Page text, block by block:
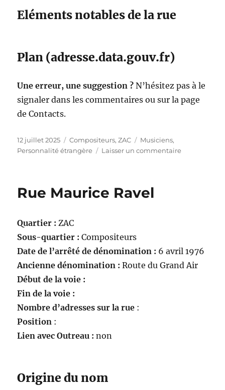
Eléments notables de la rue
Plan (adresse.data.gouv.fr)
Une erreur, une suggestion ? N’hésitez pas à le
signaler dans les commentaires ou sur la page
de Contacts.
Publié
le
12 juillet 2025 Catégories
Compositeurs,ZAC Étiquettes
Musiciens,
Personnalité étrangère
Laisser un commentairesur
Rue Maurice Ravel
Quartier : ZAC
Sous-quartier : Compositeurs
Date de l’arrêté de dénomination : 6 avril 1976
Ancienne dénomination :Route du Grand Air
Début de la voie :
Fin de la voie :
Nombre d’adresses sur la rue :
Position :
Lien avec Outreau : non
Origine du nom